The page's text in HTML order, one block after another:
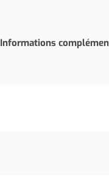
Informations